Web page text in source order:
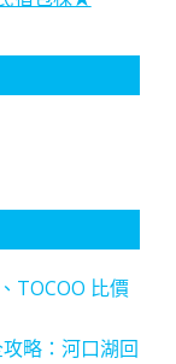
TOCOO 比價
攻略：河口湖回